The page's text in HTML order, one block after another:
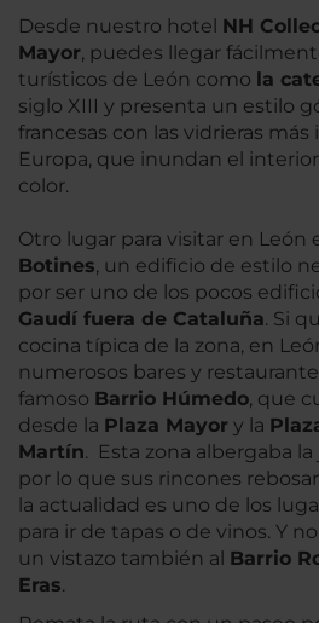
Desde nuestro hotel NH
Mayor, puedes llegar
turísticos de León como la
siglo XIII y presenta un estilo
francesas con las vidrieras
Europa, que inundan el
color.
Otro lugar para visitar en León
Botines, un edificio de estilo
por ser uno de los pocos
Gaudí fuera de Cataluña. Si
cocina típica de la zona, en
numerosos bares y
famoso Barrio Húmedo, que
desde la Plaza Mayor y la
Martín. Esta zona albergaba
por lo que sus rincones
la actualidad es uno de los
para ir de tapas o de vinos. Y
un vistazo también al Barrio
Eras.